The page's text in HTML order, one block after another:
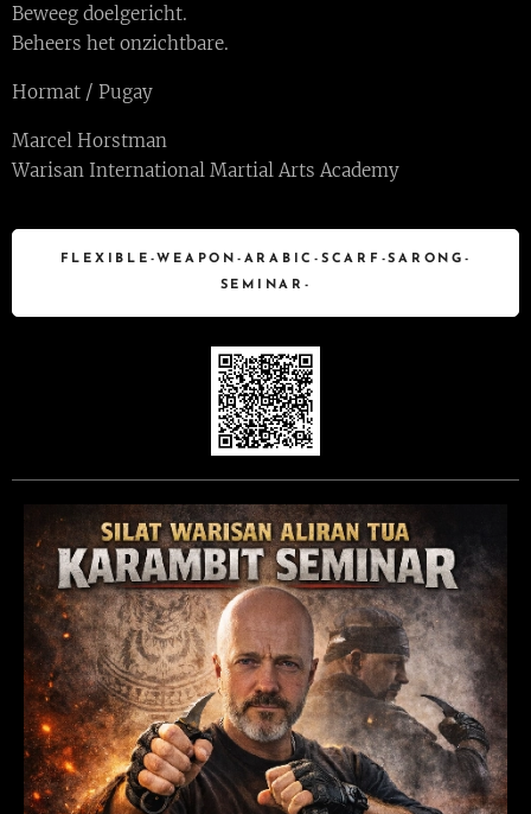
Beweeg doelgericht.
Beheers het onzichtbare.
Hormat / Pugay 🙏🏽
Marcel Horstman
Warisan International Martial Arts Academy
FLEXIBLE-WEAPON-ARABIC-SCARF-SARONG-
SEMINAR-